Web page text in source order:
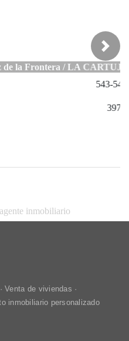
/ LA CARTUJA
Next
inmobiliario
Venta de viviendas ·
inmobiliario personalizado